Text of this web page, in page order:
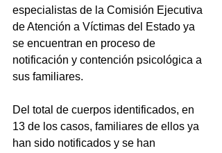
especialistas de la Comisión Ejecutiva
de Atención a Víctimas del Estado ya
se encuentran en proceso de
notificación y contención psicológica a
sus familiares.
Del total de cuerpos identificados, en
13 de los casos, familiares de ellos ya
han sido notificados y se han